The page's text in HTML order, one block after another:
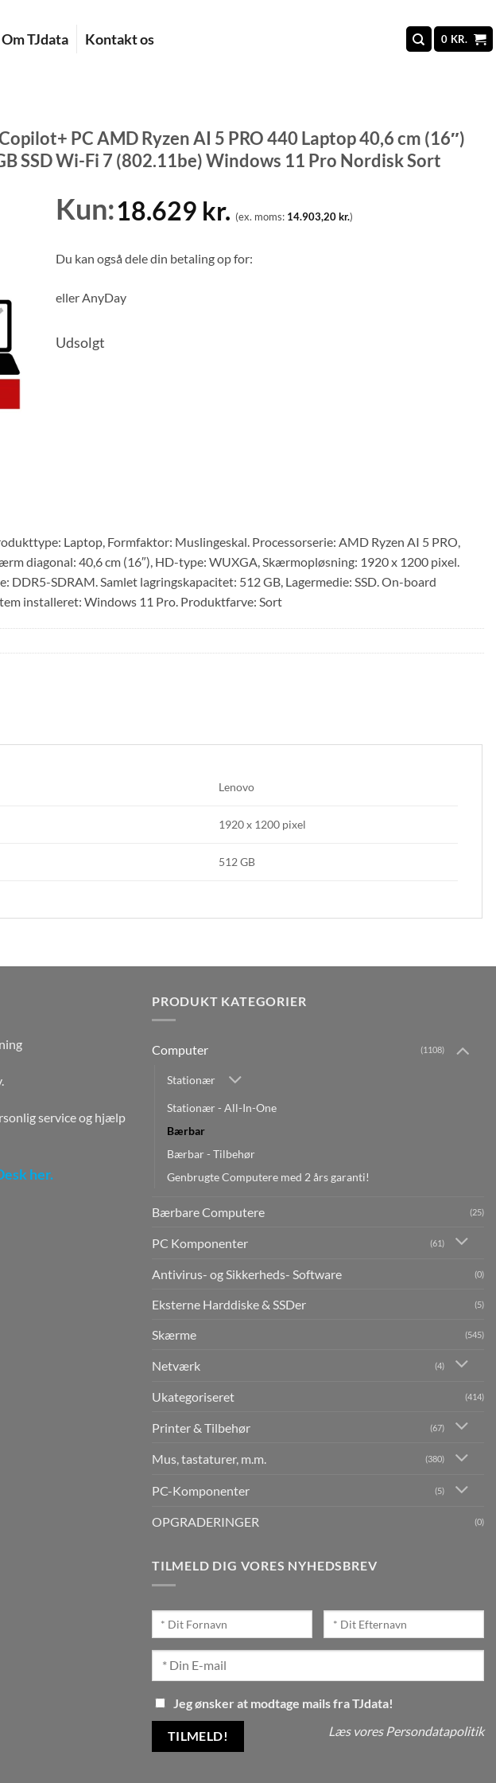
Om TJdata Kontakt os 0 KR.
PC AMD Ryzen AI 5 PRO 440 Laptop 40,6 cm (16″)
SSD Wi-Fi 7 (802.11be) Windows 11 Pro Nordisk Sort
Kun:18.629 kr. (ex. moms: 14.903,20kr.)
Du kan også dele din betaling op for:
ellerAnyDay
Udsolgt
Laptop, Formfaktor: Muslingeskal. Processorserie: AMD Ryzen AI 5 PRO,
diagonal: 40,6 cm (16″), HD-type: WUXGA, Skærmopløsning: 1920 x 1200 pixel.
SDRAM. Samlet lagringskapacitet: 512 GB, Lagermedie: SSD. On-board
installeret: Windows 11 Pro. Produktfarve: Sort
Lenovo
1920 x 1200 pixel
512 GB
service og hjælp
her.
PRODUKT KATEGORIER
Computer (1108)
Stationær
Stationær - All-In-One
Bærbar
Bærbar - Tilbehør
Genbrugte Computere med 2 års garanti!
Bærbare Computere (25)
PC Komponenter (61)
Antivirus- og Sikkerheds- Software (0)
Eksterne Harddiske & SSDer (5)
Skærme (545)
Netværk (4)
Ukategoriseret (414)
Printer & Tilbehør (67)
Mus, tastaturer, m.m. (380)
PC-Komponenter (5)
OPGRADERINGER (0)
TILMELD DIG VORES NYHEDSBREV
Jeg ønsker at modtage mails fra TJdata!
Læs vores Persondatapolitik